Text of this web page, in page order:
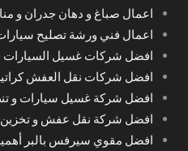
اعمال صباغ و دهان جدران و
اعمال فني ورشة تصليح
افضل شركات غسيل السيارات
افضل شركات نقل العفش
افضل شركة غسيل سيارات و
افضل شركة نقل عفش و تخزين
افضل مقوي سيرفس بالبر